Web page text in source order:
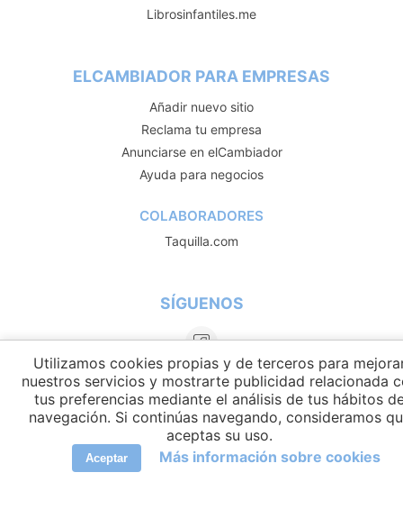
Librosinfantiles.me
ELCAMBIADOR PARA EMPRESAS
Añadir nuevo sitio
Reclama tu empresa
Anunciarse en elCambiador
Ayuda para negocios
COLABORADORES
Taquilla.com
SÍGUENOS
Utilizamos cookies propias y de terceros para
nuestros servicios y mostrarte publicidad relacionada
tus preferencias mediante el análisis de tus hábitos
navegación. Si continúas navegando, consideramos
aceptas su uso.
Aceptar Más información sobre cookies